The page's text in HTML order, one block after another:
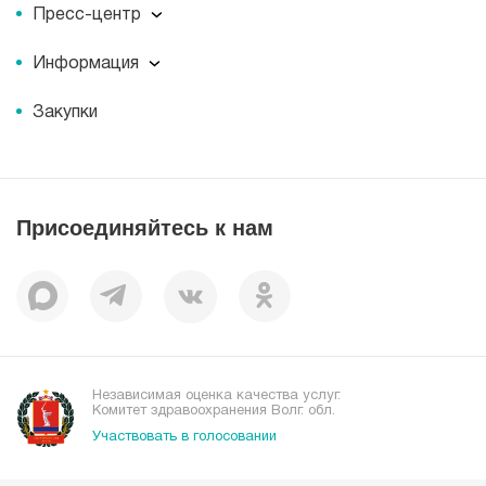
История
Документы
Пациентам
Пресс-центр
Пресс-центр
Журнал для пациентов «МЕДСИ СЕГОДНЯ»
Информация
Информация
Закупки
Присоединяйтесь к нам
Независимая оценка качества услуг.
Комитет здравоохранения Волг. обл.
Участвовать в голосовании